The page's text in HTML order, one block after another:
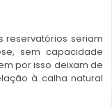
reservatórios seriam
sem capacidade
por isso deixam de
à calha natural